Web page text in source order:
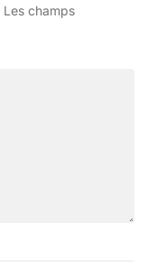
Les champs